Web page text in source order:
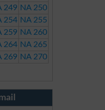
249 NA 250
254 NA 255
259 NA 260
264 NA 265
269 NA 270